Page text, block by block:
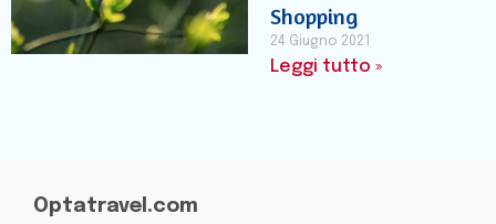
Shopping
24 Giugno 2021
Leggi tutto »
Optatravel.com